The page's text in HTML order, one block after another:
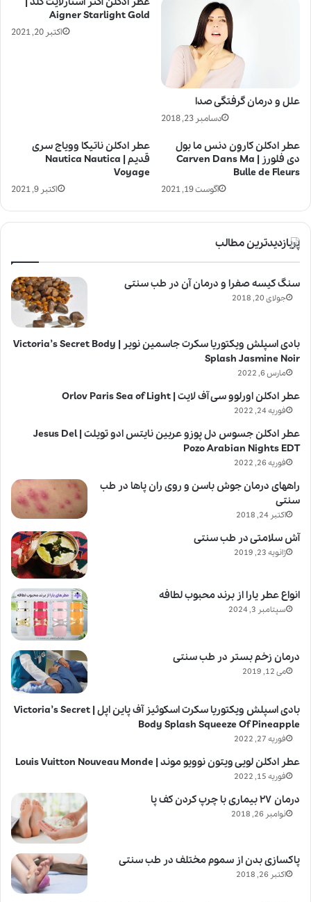
Aigner Starlight Gold
اکتبر 20, 2021
علل و درمان گرفتگی صدا
دسامبر 23, 2018
عطر ادکلن ناتیکا وویاج سری
قدیم | Nautica Nautica
Voyage
اکتبر 9, 2021
عطر ادکلن کاروِن دنس ما بول
دی فلورز | Carven Dans Ma
Bulle de Fleurs
آگوست 19, 2021
پربازدیدترین مطالب
سنگ کیسه صفرا و درمان آن در طب سنتی
جولای 20, 2018
بادی اسپلش ویکتوریا سکرت جاسمین نویر | Victoria’s Secret Body
Splash Jasmine Noir
مارس 6, 2022
عطر ادکلن اورلوو سی آف لایت | Orlov Paris Sea of Light
فوریه 24, 2022
عطر ادکلن جسوس دل پوزو عربین نایتس ادو تویلت | Jesus Del
Pozo Arabian Nights EDT
فوریه 26, 2022
راههای درمان جوش باسن و روی ران پاها در طب
سنتی
اکتبر 24, 2018
آش سلامتی در طب سنتی
ژانویه 23, 2019
انواع عطر یارا از برند محبوب لطافه
سپتامبر 3, 2024
درمان زخم بستر در طب سنتی
می 12, 2019
بادی اسپلش ویکتوریا سکرت اسکوئیز آف پاین اپل | Victoria’s Secret
Body Splash Squeeze Of Pineapple
فوریه 27, 2022
عطر ادکلن لویی ویتون نوویو موند | Louis Vuitton Nouveau Monde
فوریه 15, 2022
درمان ۲۷ بیماری با چرپ کردن کف پا
نوامبر 26, 2018
پاکسازی بدن از سموم مختلف در طب سنتی
اکتبر 26, 2018